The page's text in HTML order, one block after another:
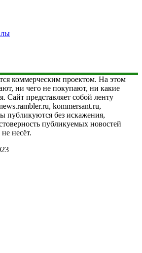
коммерческим проектом. На этом
ни чего не покупают, ни какие
Сайт представляет собой ленту
kommersant.ru,
публикуются без искажения,
публикуемых новостей
несёт.